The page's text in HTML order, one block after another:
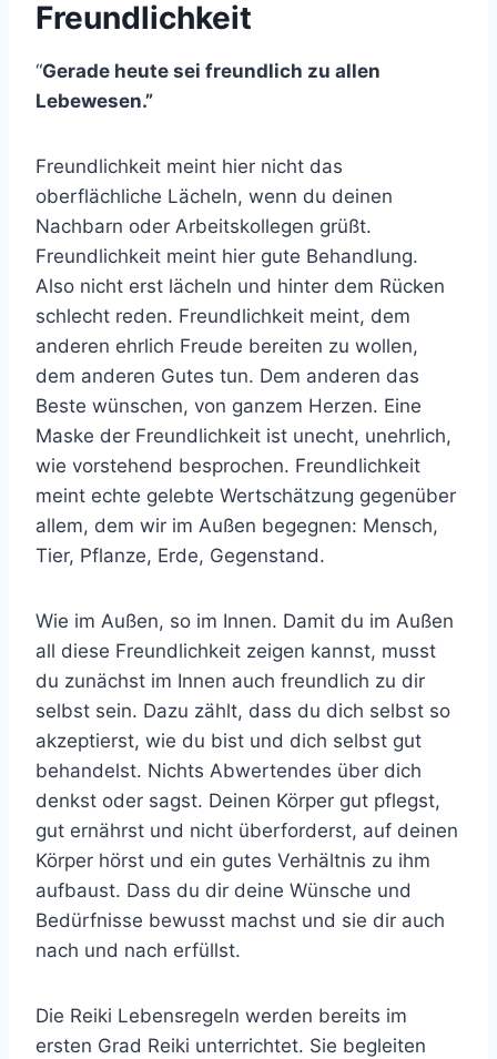
Freundlichkeit
“Gerade heute sei freundlich zu allen
Lebewesen.”
Freundlichkeit meint hier nicht das
oberflächliche Lächeln, wenn du deinen
Nachbarn oder Arbeitskollegen grüßt.
Freundlichkeit meint hier gute Behandlung.
Also nicht erst lächeln und hinter dem Rücken
schlecht reden. Freundlichkeit meint, dem
anderen ehrlich Freude bereiten zu wollen,
dem anderen Gutes tun. Dem anderen das
Beste wünschen, von ganzem Herzen. Eine
Maske der Freundlichkeit ist unecht, unehrlich,
wie vorstehend besprochen. Freundlichkeit
meint echte gelebte Wertschätzung gegenüber
allem, dem wir im Außen begegnen: Mensch,
Tier, Pflanze, Erde, Gegenstand.
Wie im Außen, so im Innen. Damit du im Außen
all diese Freundlichkeit zeigen kannst, musst
du zunächst im Innen auch freundlich zu dir
selbst sein. Dazu zählt, dass du dich selbst so
akzeptierst, wie du bist und dich selbst gut
behandelst. Nichts Abwertendes über dich
denkst oder sagst. Deinen Körper gut pflegst,
gut ernährst und nicht überforderst, auf deinen
Körper hörst und ein gutes Verhältnis zu ihm
aufbaust. Dass du dir deine Wünsche und
Bedürfnisse bewusst machst und sie dir auch
nach und nach erfüllst.
Die Reiki Lebensregeln werden bereits im
ersten Grad Reiki unterrichtet. Sie begleiten